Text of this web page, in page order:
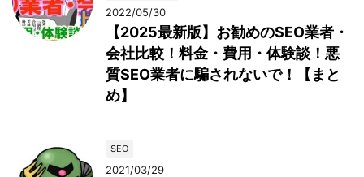
2022/05/30
【2025最新版】お勧めのSEO業者・
会社比較！料金・費用・体験談！悪
質SEO業者に騙されないで！【まと
め】
SEO
2021/03/29